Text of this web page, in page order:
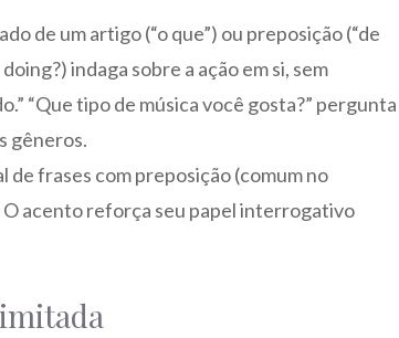
de um artigo (“o que”) ou preposição (“de
indaga sobre a ação em si, sem
“Que tipo de música você gosta?” pergunta
gêneros.
frases com preposição (comum no
O acento reforça seu papel interrogativo